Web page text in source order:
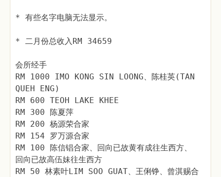
* 有些名字电脑无法显示。
* 二月份总收入RM 34659
会所经手
RM 1000 IMO KONG SIN LOONG、陈桂英(TAN
QUEH ENG)
RM 600 TEOH LAKE KHEE
RM 300 陈夏萍
RM 200 杨源荣合家
RM 154 罗万源合家
RM 100 陈信锠合家、回向已故黄有成往生西方、
回向已故高伍妹往生西方
RM 50 林素叶LIM SOO GUAT、王俐铮、曾淇赐合